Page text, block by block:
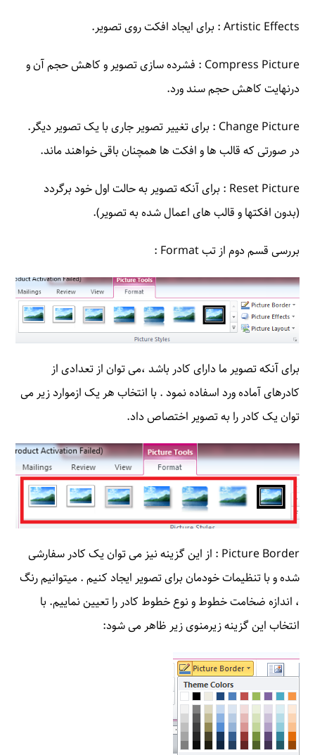
Artistic Effects : برای ایجاد افکت روی تصویر.
Compress Picture : فشرده سازی تصویر و کاهش حجم آن و
درنهایت کاهش حجم سند ورد.
Change Picture : برای تغییر تصویر جاری با یک تصویر دیگر.
در صورتی که قالب ها و افکت ها همچنان باقی خواهند ماند.
Reset Picture : برای آنکه تصویر به حالت اول خود برگردد
(بدون افکتها و قالب های اعمال شده به تصویر).
بررسی قسم دوم از تب Format :
برای آنکه تصویر ما دارای کادر باشد ،می توان از تعدادی از
کادرهای آماده ورد اسفاده نمود . با انتخاب هر یک ازموارد زیر می
توان یک کادر را به تصویر اختصاص داد.
Picture Border : از این گزینه نیز می توان یک کادر سفارشی
شده و با تنظیمات خودمان برای تصویر ایجاد کنیم . میتوانیم رنگ
، اندازه ضخامت خطوط و نوع خطوط کادر را تعیین نماییم. با
انتخاب این گزینه زیرمنوی زیر ظاهر می شود: